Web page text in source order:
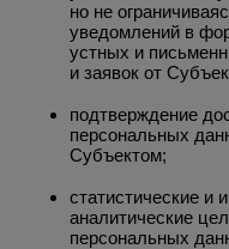
но не
уведомлений в
устных и
и заявок от
подтверждение
персональных
Субъектом;
статистические и
аналитические
персональных